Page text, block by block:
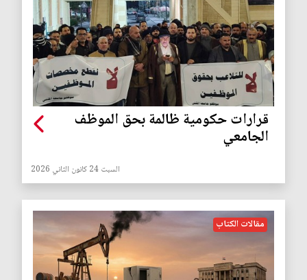
قرارات حكومية ظالمة بحق الموظف
الجامعي
السبت 24 كانون الثاني 2026
مقالات الكتاب